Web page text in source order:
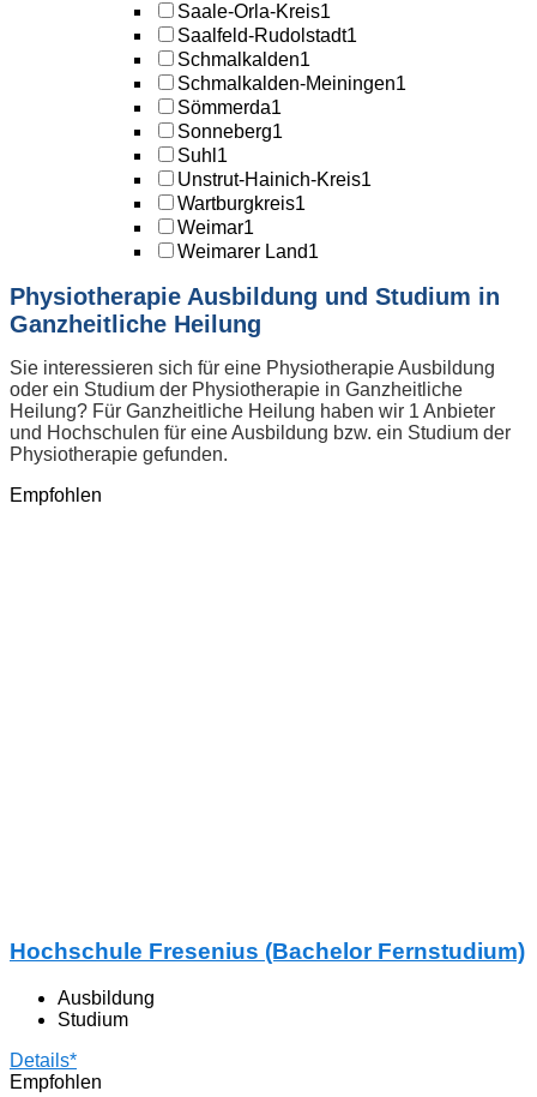
Saale-Orla-Kreis1
Saalfeld-Rudolstadt1
Schmalkalden1
Schmalkalden-Meiningen1
Sömmerda1
Sonneberg1
Suhl 1
Unstrut-Hainich-Kreis1
Wartburgkreis1
Weimar1
Weimarer Land1
Physiotherapie Ausbildung und Studium in
Ganzheitliche Heilung
Sie interessieren sich für eine Physiotherapie Ausbildung
oder ein Studium der Physiotherapie in Ganzheitliche
Heilung? Für Ganzheitliche Heilung haben wir 1 Anbieter
und Hochschulen für eine Ausbildung bzw. ein Studium der
Physiotherapie gefunden.
Empfohlen
Hochschule Fresenius (Bachelor Fernstudium)
Ausbildung
Studium
Details*
Empfohlen